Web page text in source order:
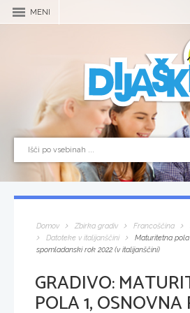
MENI
Domov Zbirka gradiv Francoščina
Datoteke v italijanščini
Maturitetna pola
spomladanski rok 2022 (v italijanščini)
GRADIVO:
POLA 1, OSNOVNA